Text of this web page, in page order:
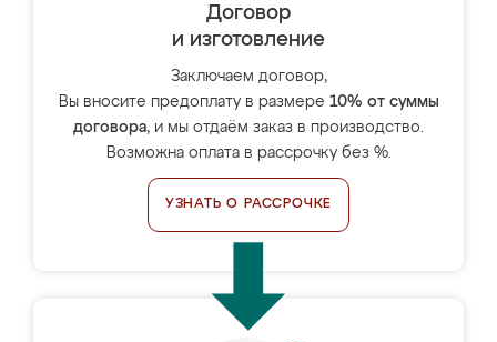
Договор
и изготовление
Заключаем договор,
Вы вносите предоплату в размере 10% от суммы
договора, и мы отдаём заказ в производство.
Возможна оплата в рассрочку без %.
УЗНАТЬ О РАССРОЧКЕ